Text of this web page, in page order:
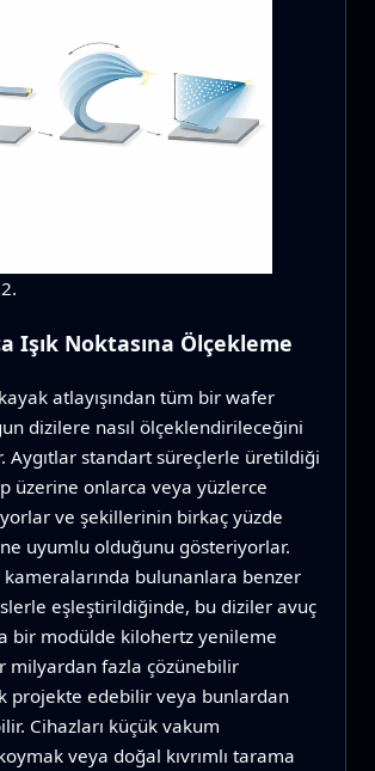
Işık Noktasına Ölçekleme
atlayışından tüm bir wafer
dizilere nasıl ölçeklendirileceğini
Aygıtlar standart süreçlerle üretildiği
üzerine onlarca veya yüzlerce
ve şekillerinin birkaç yüzde
uyumlu olduğunu gösteriyorlar.
kameralarında bulunanlara benzer
eşleştirildiğinde, bu diziler avuç
bir modülde kilohertz yenileme
milyardan fazla çözünebilir
projekte edebilir veya bunlardan
Cihazları küçük vakum
veya doğal kıvrımlı tarama